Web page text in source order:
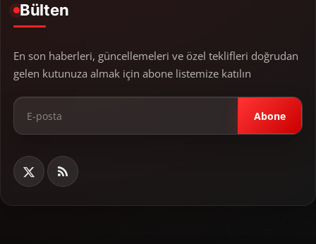
Bülten
En son haberleri, güncellemeleri ve özel teklifleri doğrudan
gelen kutunuza almak için abone listemize katılın
Abone